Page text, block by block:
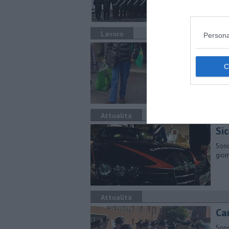
Lavoro
Attualità
Attualità